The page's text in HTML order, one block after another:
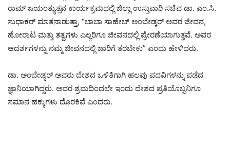
ರಾಮ್ ಜಯಂತ್ಯುತ್ಸವ ಕಾರ್ಯಕ್ರಮದಲ್ಲಿ ಜಿಲ್ಲಾ ಉಸ್ತುವಾರಿ ಸಚಿವ ಡಾ. ಎಂ.ಸಿ.
ಸುಧಾಕರ್ ಮಾತನಾಡುತ್ತಾ, “ಬಾಬಾ ಸಾಹೇಬ್ ಅಂಬೇಡ್ಕರ್ ಅವರ ಜೀವನ,
ಹೋರಾಟ ಮತ್ತು ತತ್ವಗಳು ಎಲ್ಲರಿಗೂ ಜೀವನದಲ್ಲಿ ಪ್ರೇರಣೆಯಾಗುತ್ತವೆ. ಅವರ
ಆದರ್ಶಗಳನ್ನು ನಮ್ಮ ಜೀವನದಲ್ಲಿ ಜಾರಿಗೆ ತರಬೇಕು” ಎಂದು ಹೇಳಿದರು.
ಡಾ. ಅಂಬೇಡ್ಕರ್ ಅವರು ದೇಶದ ಒಳಿತಿಗಾಗಿ ಹಲವು ಪದವಿಗಳನ್ನು ಪಡೆದ
ಜ್ಞಾನಿಯಾಗಿದ್ದರು. ಅವರ ಶ್ರಮದಿಂದಲೇ ಇಂದು ದೇಶದ ಪ್ರತಿಯೊಬ್ಬನಿಗೂ
ಸಮಾನ ಹಕ್ಕುಗಳು ದೊರಕಿವೆ ಎಂದರು.